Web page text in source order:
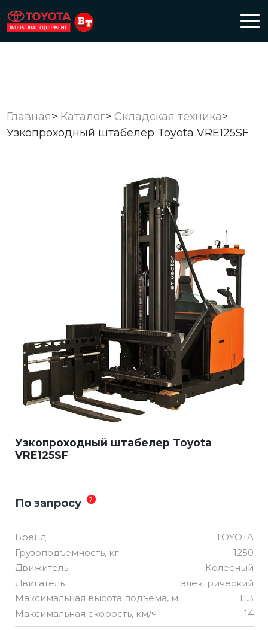
Главная> Каталог> Складская техника>
Узкопроходный штабелер Toyota VRE125SF
Узкопроходный штабелер Toyota
VRE125SF
По запросу ?
Бренд
TOYOTA
Грузоподъемность, кг
1250
Движитель
Колесный
Двигатель
электрический
Максимальная высота подъема, м
11.3
Максимальная скорость, км/ч
14